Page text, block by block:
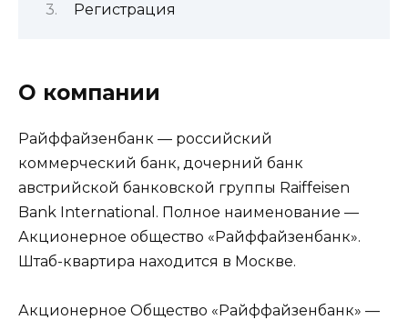
Регистрация
О компании
Райффайзенбанк — российский
коммерческий банк, дочерний банк
австрийской банковской группы Raiffeisen
Bank International. Полное наименование —
Акционерное общество «Райффайзенбанк».
Штаб-квартира находится в Москве.
Акционерное Общество «Райффайзенбанк» —